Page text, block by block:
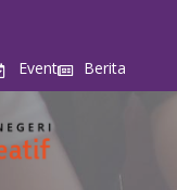
Event Berita